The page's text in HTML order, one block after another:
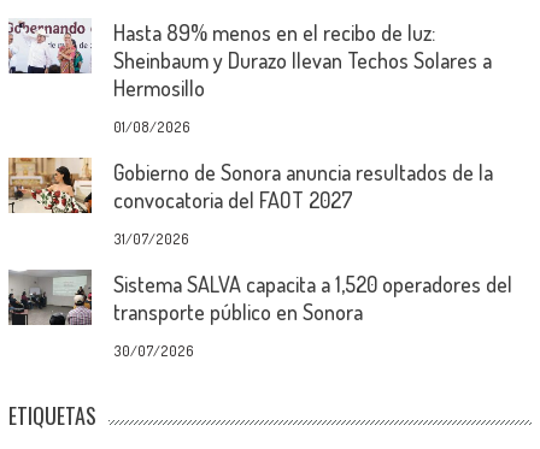
Hasta 89% menos en el recibo de luz:
Sheinbaum y Durazo llevan Techos Solares a
Hermosillo
01/08/2026
Gobierno de Sonora anuncia resultados de la
convocatoria del FAOT 2027
31/07/2026
Sistema SALVA capacita a 1,520 operadores del
transporte público en Sonora
30/07/2026
ETIQUETAS